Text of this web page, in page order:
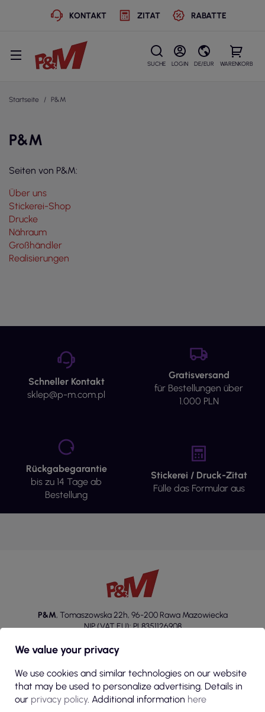
KONTAKT ZITAT RABATTE
SUCHE LOGIN DE/EUR WARENKORB
Startseite P&M
P&M
Seiten von P&M:
Über uns
Stickerei-Shop
Drucke
Nähraum
Großhändler
Realisierungen
Schneller Kontakt
sklep@p-m.com.pl
Gratisversand
für Bestellungen über
1.000 PLN
Rückgabegarantie
bis zu 14 Tage ab
Bestellung
Stickerei / Druck-Zitat
Fülle das Formular aus
P&M, Tomaszowska 22h, 96-200 Rawa Mazowiecka
NIP (VAT EU): PL8351126908
+48 46 814 20 22
sklep@p-m.com.pl
We value your privacy
We use cookies and similar technologies on our website
that may be used to personalize advertising. Details in
our privacy policy. Additional information here